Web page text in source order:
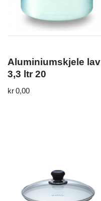
Aluminiumskjele lav
3,3 ltr 20
kr0,00